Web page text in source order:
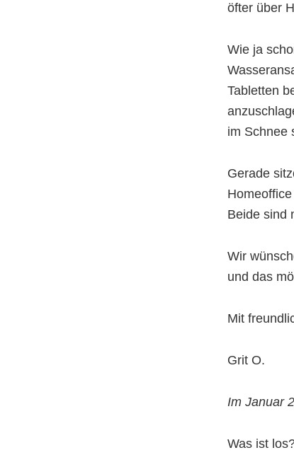
öfter über
Wie ja
Tabletten
im Schnee
Gerade
Beide sind
Wir
und das
Mit
Grit O.
Im Januar
Was ist